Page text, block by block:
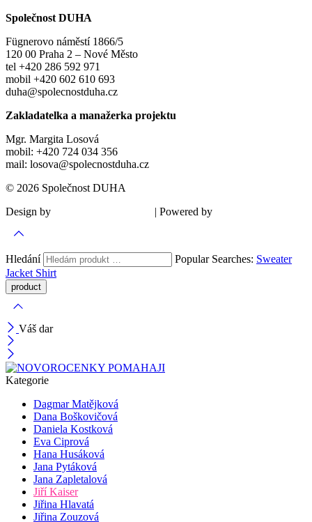
Společnost DUHA
Fügnerovo náměstí 1866/5
120 00 Praha 2 – Nové Město
tel +420 286 592 971
mobil +420 602 610 693
duha@spolecnostduha.cz
Zakladatelka a manažerka projektu
Mgr. Margita Losová
mobil: +420 724 034 356
mail: losova@spolecnostduha.cz
© 2026 Společnost DUHA
Design by
| Powered by
Hledání Popular Searches: Sweater
Jacket Shirt
Váš dar
Kategorie
Dagmar Matějková
Dana Boškovičová
Daniela Kostková
Eva Ciprová
Hana Husáková
Jana Pytáková
Jana Zapletalová
Jiří Kaiser
Jiřina Hlavatá
Jiřina Zouzová